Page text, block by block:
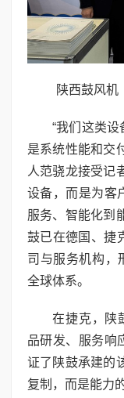
陕西鼓风机
“我们这类
是系统性能和交
人范骁龙接受记
设备，而是为客
服务、智能化到
鼓已在德国、捷
司与服务机构，
全球体系。
在捷克，陕
品研发、服务响
证了陕鼓承建的
复制，而是能力